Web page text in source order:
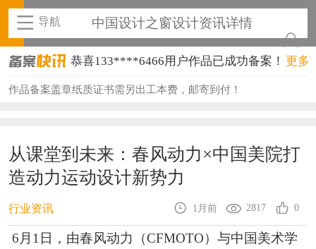
导航 中国设计之窗设计资讯详情
恭喜131****1475用户作品已成功备案！
恭喜133****8874用户作品已成功备案！
恭喜133****9020用户作品已成功备案！
恭喜136****9807用户作品已成功备案！
恭喜159****4930用户作品已成功备案！
恭喜150****6483用户作品已成功备案！
更多
作品备案盖章纸质证书需另出工本费，邮寄到付！
从课堂到未来：春风动力×中国美院打
造动力运动设计新势力
行业资讯 1月前 2817 0
6月1日，由春风动力（CFMOTO）与中国美术学